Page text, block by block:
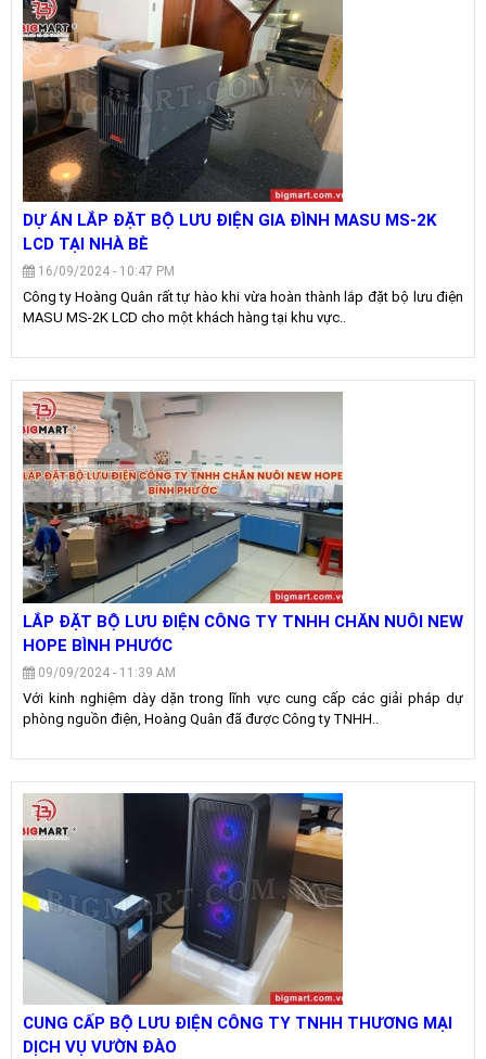
DỰ ÁN LẮP ĐẶT BỘ LƯU ĐIỆN GIA ĐÌNH MASU MS-2K
LCD TẠI NHÀ BÈ
16/09/2024 - 10:47 PM
Công ty Hoàng Quân rất tự hào khi vừa hoàn thành lắp đặt bộ lưu điện
MASU MS-2K LCD cho một khách hàng tại khu vực..
LẮP ĐẶT BỘ LƯU ĐIỆN CÔNG TY TNHH CHĂN NUÔI NEW
HOPE BÌNH PHƯỚC
09/09/2024 - 11:39 AM
Với kinh nghiệm dày dặn trong lĩnh vực cung cấp các giải pháp dự
phòng nguồn điện, Hoàng Quân đã được Công ty TNHH..
CUNG CẤP BỘ LƯU ĐIỆN CÔNG TY TNHH THƯƠNG MẠI
DỊCH VỤ VƯỜN ĐÀO